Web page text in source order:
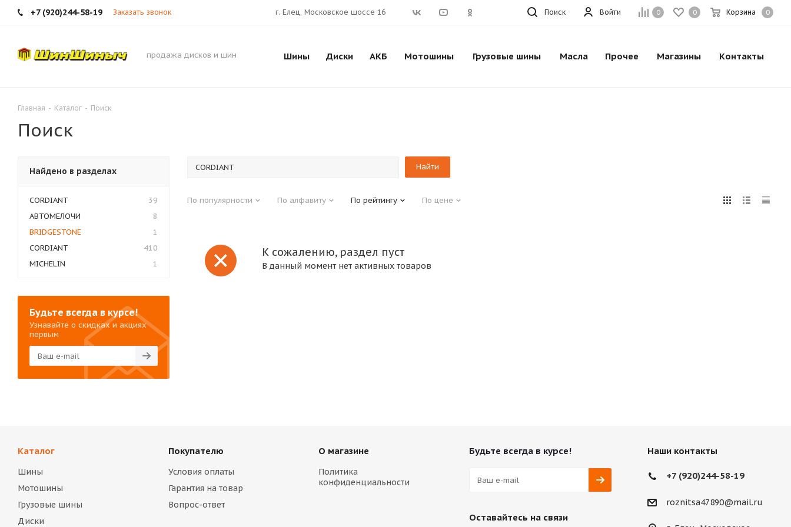
+7 (920)244-58-19 Заказать звонок 0 0 Корзина 0
Войти
г. Елец, Московское шоссе 16 Поиск
продажа дисков и шин Шины Диски АКБ Мотошины Грузовые шины Масла Прочее Магазины Контакты
Главная - Каталог - Поиск
Поиск
По популярности По алфавиту По рейтингу По цене
К сожалению, раздел пуст
В данный момент нет активных товаров
Найдено в разделах
CORDIANT
39
АВТОМЕЛОЧИ
8
BRIDGESTONE
1
CORDIANT
410
MICHELIN
1
Будьте всегда в курсе!
Узнавайте о скидках и акциях
первым
Каталог
Шины
Мотошины
Грузовые шины
Диски
Покупателю
Условия оплаты
Гарантия на товар
Вопрос-ответ
О магазине
Политика
конфиденциальности
Будьте всегда в курсе!
Оставайтесь на связи
Наши контакты
+7 (920)244-58-19
roznitsa47890@mail.ru